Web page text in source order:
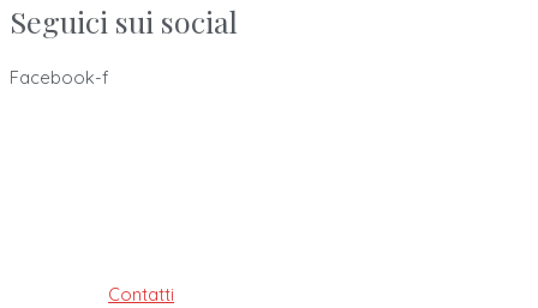
Seguici sui social
Facebook-f
Contatti